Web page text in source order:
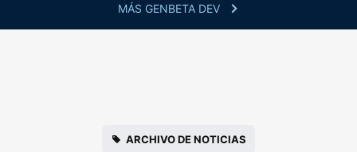
MÁS GENBETA DEV
ARCHIVO DE NOTICIAS